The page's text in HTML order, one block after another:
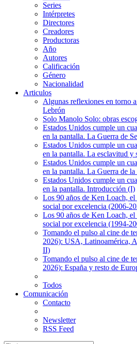
Series
Intérpretes
Directores
Creadores
Productoras
Año
Autores
Calificación
Género
Nacionalidad
Articulos
Algunas reflexiones en torno
Lebrón
Solo Manolo Solo: obras
Estados Unidos cumple un
en la pantalla. La Guerra de
Estados Unidos cumple un
en la pantalla. La esclavitud
Estados Unidos cumple un
en la pantalla. La Guerra de
Estados Unidos cumple un
en la pantalla. Introducción (I)
Los 90 años de Ken Loach,
social por excelencia (2006-
Los 90 años de Ken Loach,
social por excelencia (1994-
Tomando el pulso al cine de
2026): USA, Latinoamérica,
II)
Tomando el pulso al cine de
2026): España y resto de
Todos
Comunicación
Contacto
Newsletter
RSS Feed